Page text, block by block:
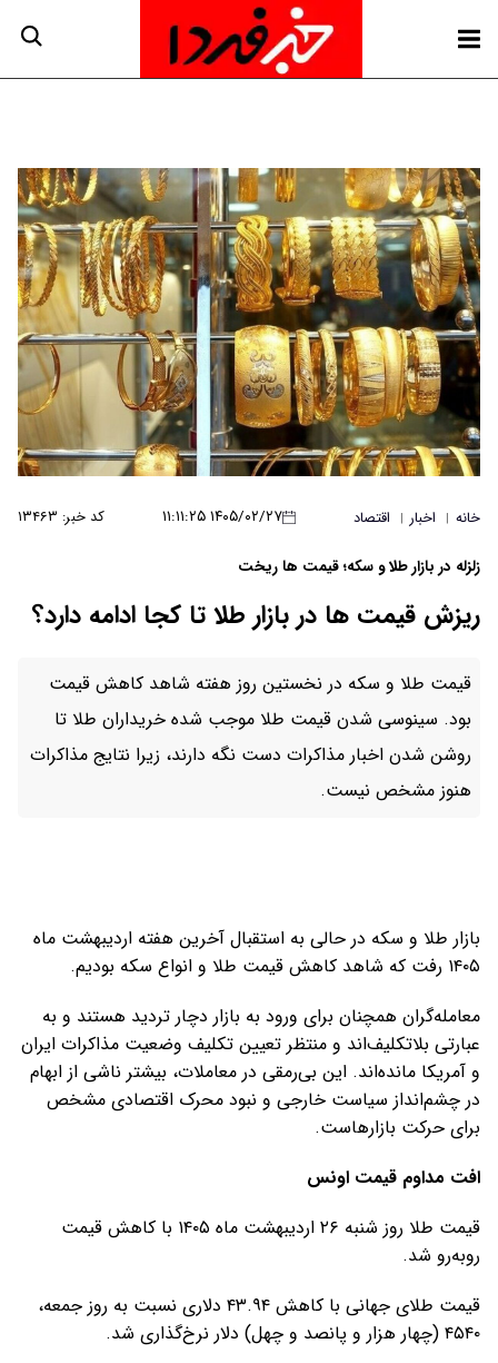
خانه | اخبار | اقتصاد ۱۴۰۵/۰۲/۲۷ ۱۱:۱۱:۲۵ کد خبر: ۱۳۴۶۳
زلزله در بازار طلا و سکه؛ قیمت ها ریخت
ریزش قیمت ها در بازار طلا تا کجا ادامه دارد؟
قیمت طلا و سکه در نخستین روز هفته شاهد کاهش قیمت
بود. سینوسی شدن قیمت طلا موجب شده خریداران طلا تا
روشن شدن اخبار مذاکرات دست نگه دارند، زیرا نتایج مذاکرات
هنوز مشخص نیست.
بازار طلا و سکه در حالی به استقبال آخرین هفته اردیبهشت ماه
۱۴۰۵ رفت که شاهد کاهش قیمت طلا و انواع سکه بودیم.
معامله‌گران همچنان برای ورود به بازار دچار تردید هستند و به
عبارتی بلاتکلیف‌اند و منتظر تعیین تکلیف وضعیت مذاکرات ایران
و آمریکا مانده‌اند. این بی‌رمقی در معاملات، بیشتر ناشی از ابهام
در چشم‌انداز سیاست خارجی و نبود محرک اقتصادی مشخص
برای حرکت بازارهاست.
افت مداوم قیمت اونس
قیمت طلا روز شنبه ۲۶ اردیبهشت ماه ۱۴۰۵ با کاهش قیمت
روبه‌رو شد.
قیمت طلای جهانی با کاهش ۴۳.۹۴ دلاری نسبت به روز جمعه،
۴۵۴۰ (چهار هزار و پانصد و چهل) دلار نرخ‌گذاری شد.